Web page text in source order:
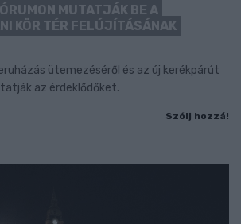
MUTATJÁK BE A
KÖR TÉR FELÚJÍTÁSÁNAK
ütemezéséről és az új kerékpárút
az érdeklődőket.
Szólj hozzá!